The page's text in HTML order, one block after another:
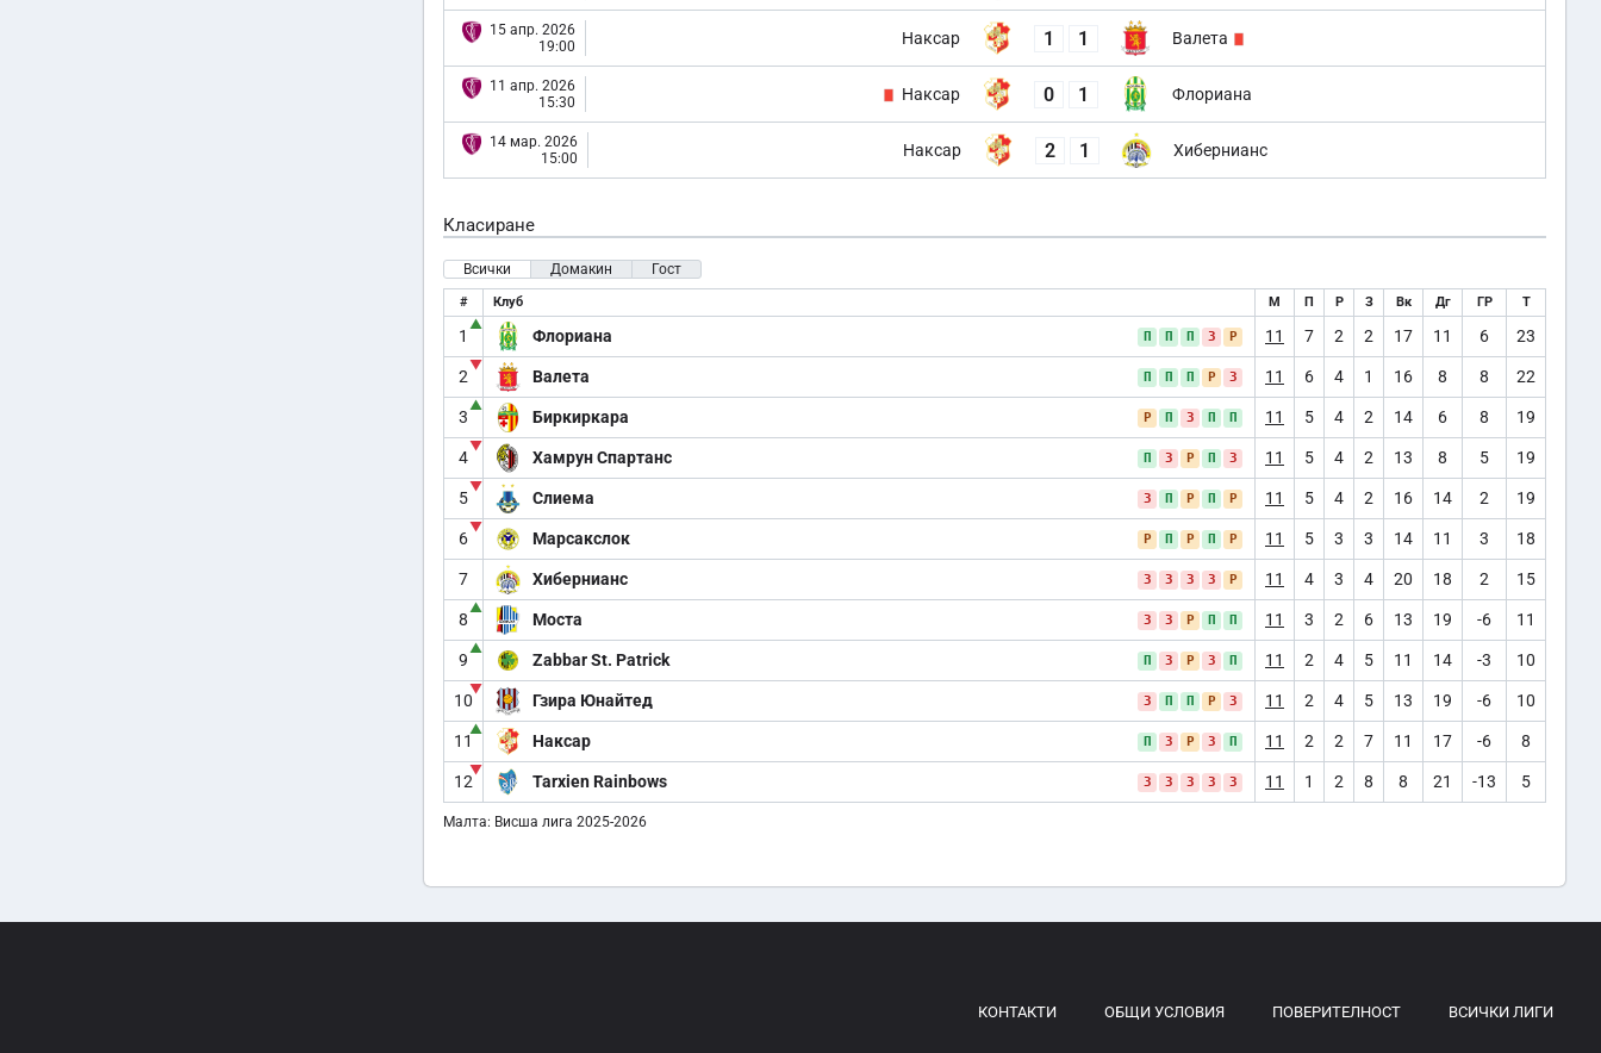
15 апр. 2026
19:00
Наксар 1 1 Валета
11 апр. 2026
15:30
Наксар 0 1 Флориана
14 мар. 2026
15:00
Наксар 2 1 Хибернианс
Класиране
Всички Домакин Гост
# Клуб М П Р З Вк Дг ГР Т
1
▲
Флориана П П П З Р 11 7 2 2 17 11 6 23
2
▼
Валета П П П Р З 11 6 4 1 16 8 8 22
3
▲
Биркиркара Р П З П П 11 5 4 2 14 6 8 19
4
▼
Хамрун Спартанс П З Р П З 11 5 4 2 13 8 5 19
5
▼
Слиема З П Р П Р 11 5 4 2 16 14 2 19
6
▼
Марсакслок Р П Р П Р 11 5 3 3 14 11 3 18
7 Хибернианс З З З З Р 11 4 3 4 20 18 2 15
8
▲
Моста З З Р П П 11 3 2 6 13 19 -6 11
9
▲
Zabbar St. Patrick П З Р З П 11 2 4 5 11 14 -3 10
10
▼
Гзира Юнайтед З П П Р З 11 2 4 5 13 19 -6 10
11
▲
Наксар П З Р З П 11 2 2 7 11 17 -6 8
12
▼
Tarxien Rainbows З З З З З 11 1 2 8 8 21 -13 5
Малта: Висша лига 2025-2026
КОНТАКТИ ОБЩИ УСЛОВИЯ ПОВЕРИТЕЛНОСТ ВСИЧКИ ЛИГИ